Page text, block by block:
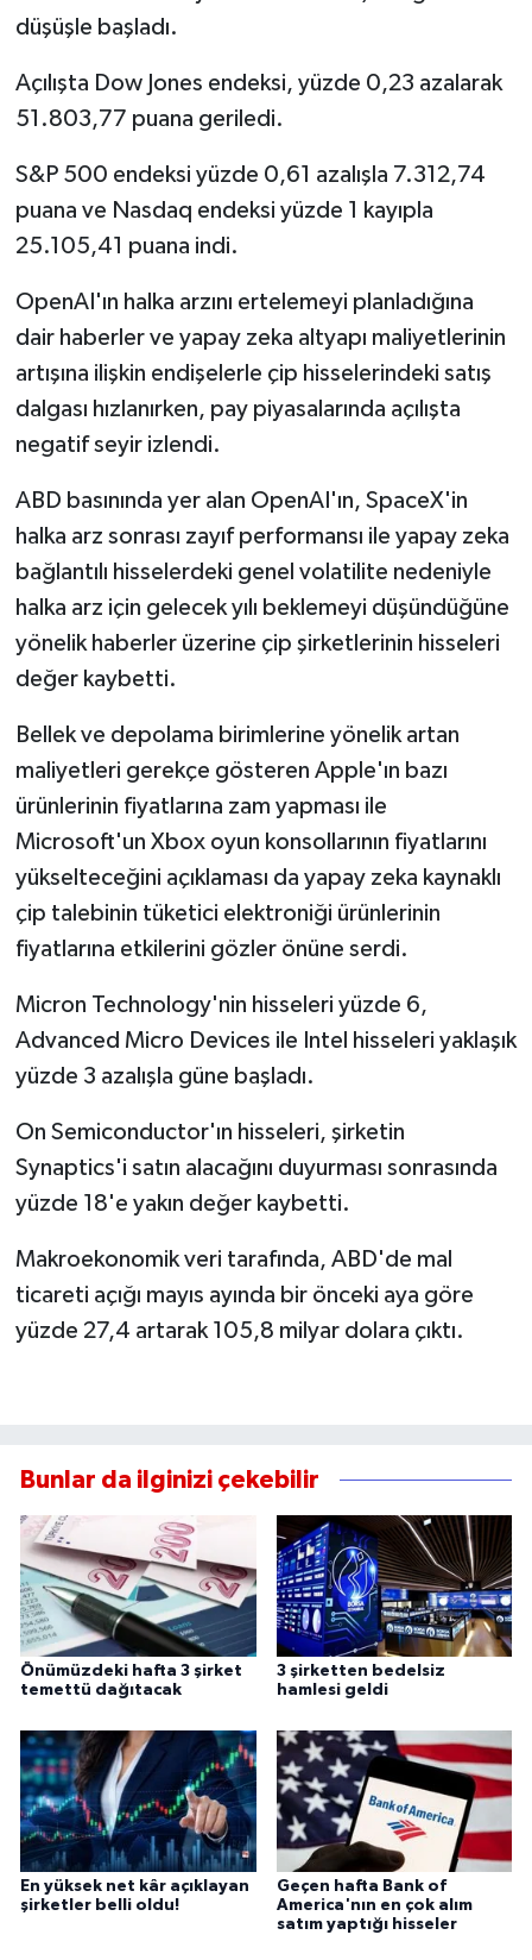
düşüşle başladı.
Açılışta Dow Jones endeksi, yüzde 0,23 azalarak
51.803,77 puana geriledi.
S&P 500 endeksi yüzde 0,61 azalışla 7.312,74
puana ve Nasdaq endeksi yüzde 1 kayıpla
25.105,41 puana indi.
OpenAI'ın halka arzını ertelemeyi planladığına
dair haberler ve yapay zeka altyapı maliyetlerinin
artışına ilişkin endişelerle çip hisselerindeki satış
dalgası hızlanırken, pay piyasalarında açılışta
negatif seyir izlendi.
ABD basınında yer alan OpenAI'ın, SpaceX'in
halka arz sonrası zayıf performansı ile yapay zeka
bağlantılı hisselerdeki genel volatilite nedeniyle
halka arz için gelecek yılı beklemeyi düşündüğüne
yönelik haberler üzerine çip şirketlerinin hisseleri
değer kaybetti.
Bellek ve depolama birimlerine yönelik artan
maliyetleri gerekçe gösteren Apple'ın bazı
ürünlerinin fiyatlarına zam yapması ile
Microsoft'un Xbox oyun konsollarının fiyatlarını
yükselteceğini açıklaması da yapay zeka kaynaklı
çip talebinin tüketici elektroniği ürünlerinin
fiyatlarına etkilerini gözler önüne serdi.
Micron Technology'nin hisseleri yüzde 6,
Advanced Micro Devices ile Intel hisseleri yaklaşık
yüzde 3 azalışla güne başladı.
On Semiconductor'ın hisseleri, şirketin
Synaptics'i satın alacağını duyurması sonrasında
yüzde 18'e yakın değer kaybetti.
Makroekonomik veri tarafında, ABD'de mal
ticareti açığı mayıs ayında bir önceki aya göre
yüzde 27,4 artarak 105,8 milyar dolara çıktı.
Bunlar da ilginizi çekebilir
Önümüzdeki hafta 3 şirket
temettü dağıtacak
3 şirketten bedelsiz
hamlesi geldi
En yüksek net kâr açıklayan
şirketler belli oldu!
Geçen hafta Bank of
America'nın en çok alım
satım yaptığı hisseler